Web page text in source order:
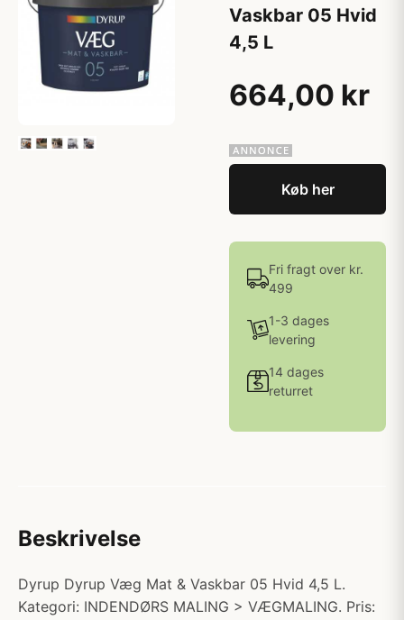
Vaskbar 05 Hvid
4,5 L
664,00 kr
Køb her
Fri fragt over kr.
499
1-3 dages
levering
14 dages
returret
Beskrivelse
Dyrup Dyrup Væg Mat & Vaskbar 05 Hvid 4,5 L.
Kategori: INDENDØRS MALING > VÆGMALING. Pris: